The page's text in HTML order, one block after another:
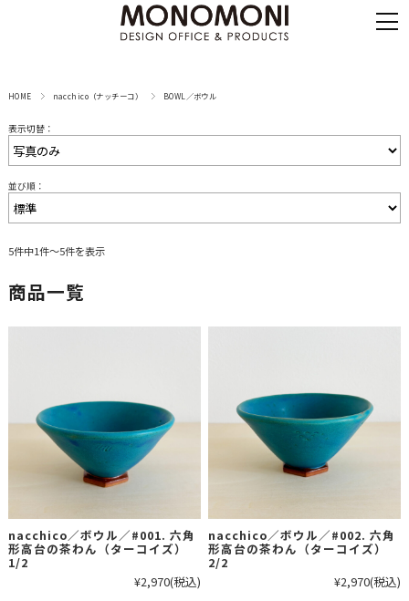
HOME nacchico（ナッチーコ） BOWL／ボウル
表示切替：
並び順：
5件中1件～5件を表示
商品一覧
nacchico／ボウル／#001. 六角
形高台の茶わん（ターコイズ）
1/2
¥2,970(税込)
nacchico／ボウル／#002. 六角
形高台の茶わん（ターコイズ）
2/2
¥2,970(税込)